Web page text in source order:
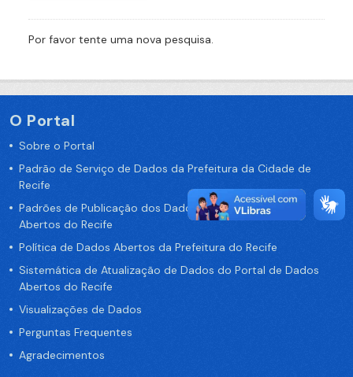
Por favor tente uma nova pesquisa.
O Portal
Sobre o Portal
Padrão de Serviço de Dados da Prefeitura da Cidade de
Recife
Padrões de Publicação dos Dados no Portal de Dados
Abertos do Recife
Política de Dados Abertos da Prefeitura do Recife
Sistemática de Atualização de Dados do Portal de Dados
Abertos do Recife
Visualizações de Dados
Perguntas Frequentes
Agradecimentos